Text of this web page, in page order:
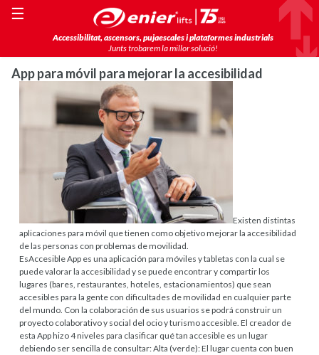
Accessibilitat, ascensors, pujaescales i plataformes industrials
Junts trobarem la millor solució!
☰
App para móvil para mejorar la accesibilidad
Existen distintas
aplicaciones para móvil que tienen como objetivo mejorar la accesibilidad
de las personas con problemas de movilidad.
EsAccesible App es una aplicación para móviles y tabletas con la cual se
puede valorar la accesibilidad y se puede encontrar y compartir los
lugares (bares, restaurantes, hoteles, estacionamientos) que sean
accesibles para la gente con dificultades de movilidad en cualquier parte
del mundo. Con la colaboración de sus usuarios se podrá construir un
proyecto colaborativo y social del ocio y turismo accesible. El creador de
esta App hizo 4 niveles para clasificar qué tan accesible es un lugar
debiendo ser sencilla de consultar: Alta (verde): El lugar cuenta con buen